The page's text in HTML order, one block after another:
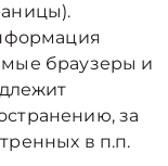
браузеры и
за
в п.п.